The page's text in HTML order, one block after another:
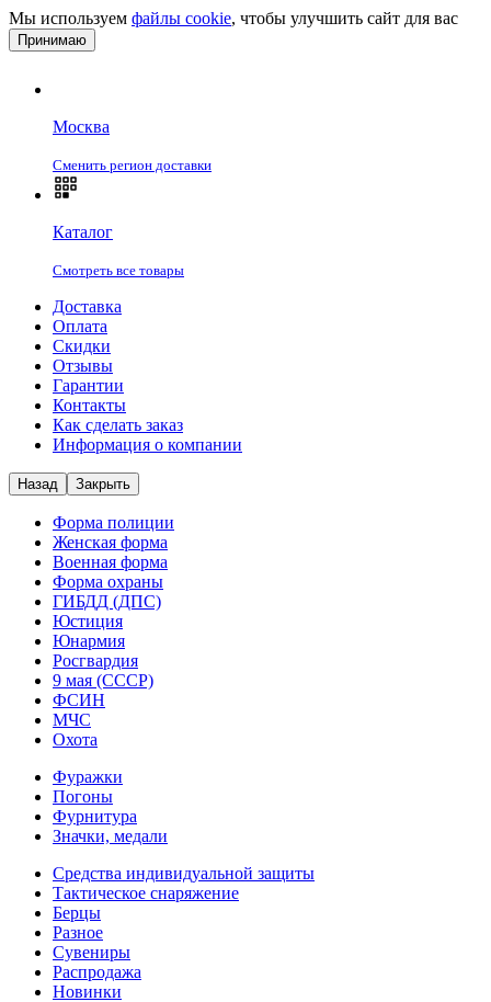
Мы используем файлы cookie, чтобы улучшить сайт для вас
Принимаю
Москва
Сменить регион доставки
Каталог
Смотреть все товары
Доставка
Оплата
Скидки
Отзывы
Гарантии
Контакты
Как сделать заказ
Информация о компании
Назад Закрыть
Форма полиции
Женская форма
Военная форма
Форма охраны
ГИБДД (ДПС)
Юстиция
Юнармия
Росгвардия
9 мая (СССР)
ФСИН
МЧС
Охота
Фуражки
Погоны
Фурнитура
Значки, медали
Средства индивидуальной защиты
Тактическое снаряжение
Берцы
Разное
Сувениры
Распродажа
Новинки